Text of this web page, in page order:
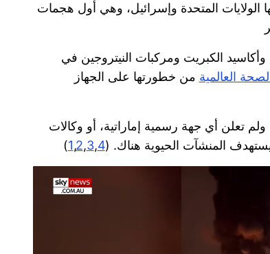
الحرائق فجر الأحد 8 مارس 2026، وشنّتها الولايات المتحدة وإسرائيل، وهي أول هجمات
الكبريت ومركبات النيتروجين في
العالمية من خطورتها على الجهاز
تعلن أي جهة رسمية إماراتية، أو وكالات
المنشآت الحيوية هناك. (
1,2,3,4
)